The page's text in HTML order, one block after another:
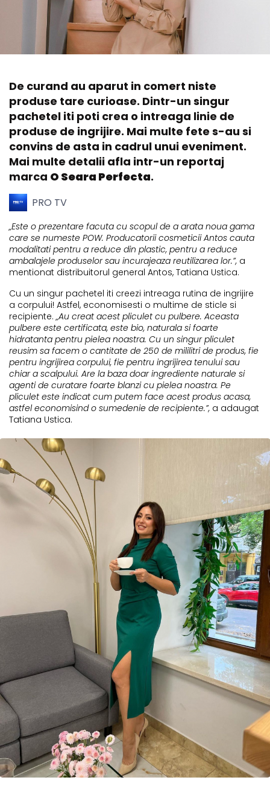
De curand au aparut in comert niste
produse tare curioase. Dintr-un singur
pachetel iti poti crea o intreaga linie de
produse de ingrijire. Mai multe fete s-au si
convins de asta in cadrul unui eveniment.
Mai multe detalii afla intr-un reportaj
marca O Seara Perfecta.
PRO TV
„Este o prezentare facuta cu scopul de a arata noua gama
care se numeste POW. Producatorii cosmeticii Antos cauta
modalitati pentru a reduce din plastic, pentru a reduce
ambalajele produselor sau incurajeaza reutilizarea lor.”, a
mentionat distribuitorul general Antos, Tatiana Ustica.
Cu un singur pachetel iti creezi intreaga rutina de ingrijire
a corpului! Astfel, economisesti o multime de sticle si
recipiente.„Au creat acest pliculet cu pulbere. Aceasta
pulbere este certificata, este bio, naturala si foarte
hidratanta pentru pielea noastra. Cu un singur pliculet
reusim sa facem o cantitate de 250 de mililitri de produs, fie
pentru ingrijirea corpului, fie pentru ingrijirea tenului sau
chiar a scalpului. Are la baza doar ingrediente naturale si
agenti de curatare foarte blanzi cu pielea noastra. Pe
pliculet este indicat cum putem face acest produs acasa,
astfel economisind o sumedenie de recipiente.”, a adaugat
Tatiana Ustica.